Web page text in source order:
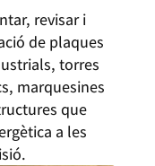
revisar i
de plaques
torres
marquesines
que
a les